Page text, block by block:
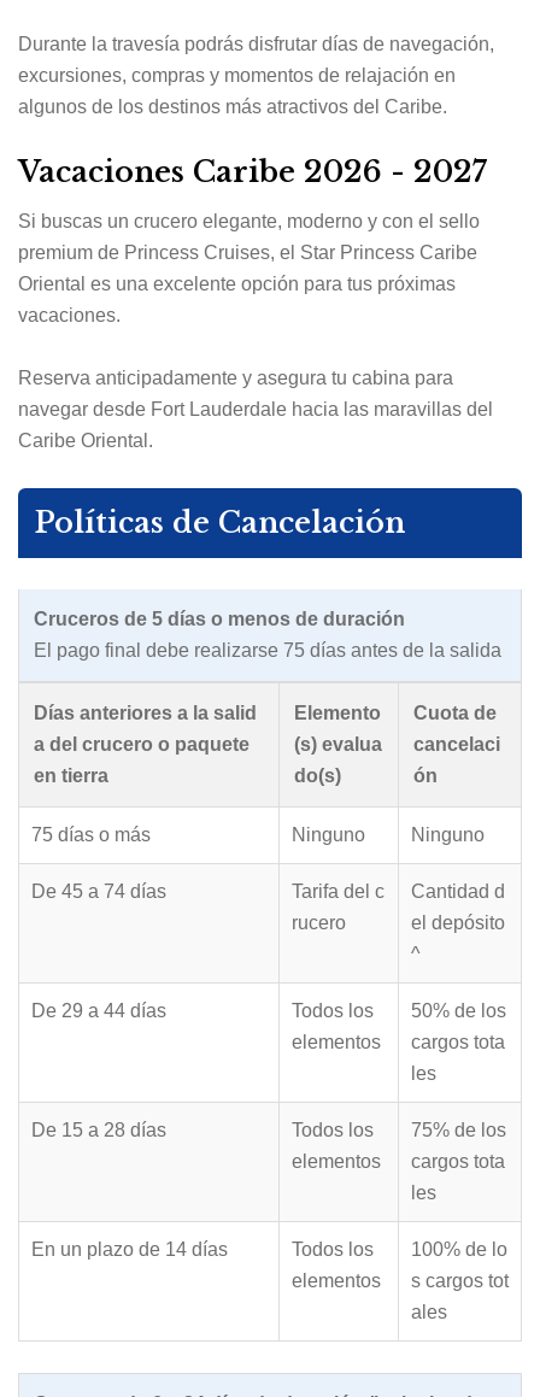
Durante la travesía podrás disfrutar días de navegación,
excursiones, compras y momentos de relajación en
algunos de los destinos más atractivos del Caribe.
Vacaciones Caribe 2026 - 2027
Si buscas un crucero elegante, moderno y con el sello
premium de Princess Cruises, el Star Princess Caribe
Oriental es una excelente opción para tus próximas
vacaciones.
Reserva anticipadamente y asegura tu cabina para
navegar desde Fort Lauderdale hacia las maravillas del
Caribe Oriental.
Políticas de Cancelación
Cruceros de 5 días o menos de duración
El pago final debe realizarse 75 días antes de la salida
Días anteriores a la salid
a del crucero o paquete
en tierra
Elemento
(s) evalua
do(s)
Cuota de
cancelaci
ón
75 días o más Ninguno Ninguno
De 45 a 74 días
Tarifa del c
rucero
Cantidad d
el depósito
^
De 29 a 44 días
Todos los
elementos
50% de los
cargos tota
les
De 15 a 28 días
Todos los
elementos
75% de los
cargos tota
les
En un plazo de 14 días
Todos los
elementos
100% de lo
s cargos tot
ales